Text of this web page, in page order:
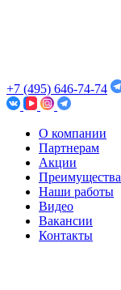
+7 (495) 646-74-74
О компании
Партнерам
Акции
Преимущества
Наши работы
Видео
Вакансии
Контакты